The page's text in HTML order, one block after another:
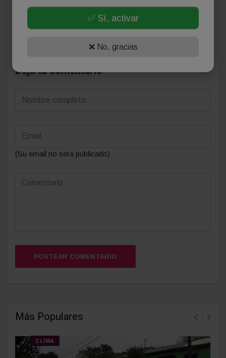
Se el primero en comentar este artículo.
Deja tu comentario
(Su email no será publicado)
POSTEAR COMENTARIO
Más Populares
CLIMA
✅ Sí, activar
❌ No, gracias